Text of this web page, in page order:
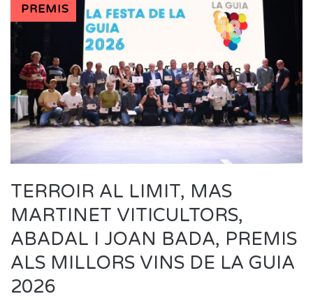
PREMIS
TERROIR AL LIMIT, MAS
MARTINET VITICULTORS,
ABADAL I JOAN BADA, PREMIS
ALS MILLORS VINS DE LA GUIA
2026